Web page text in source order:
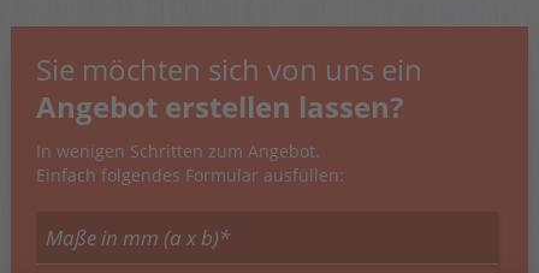
Sie möchten sich von uns ein
Angebot erstellen lassen?
In wenigen Schritten zum Angebot.
Einfach folgendes Formular ausfüllen: